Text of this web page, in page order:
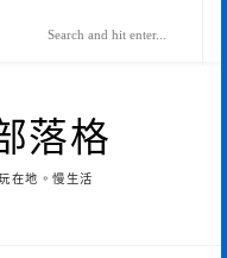
落格
在地。慢生活